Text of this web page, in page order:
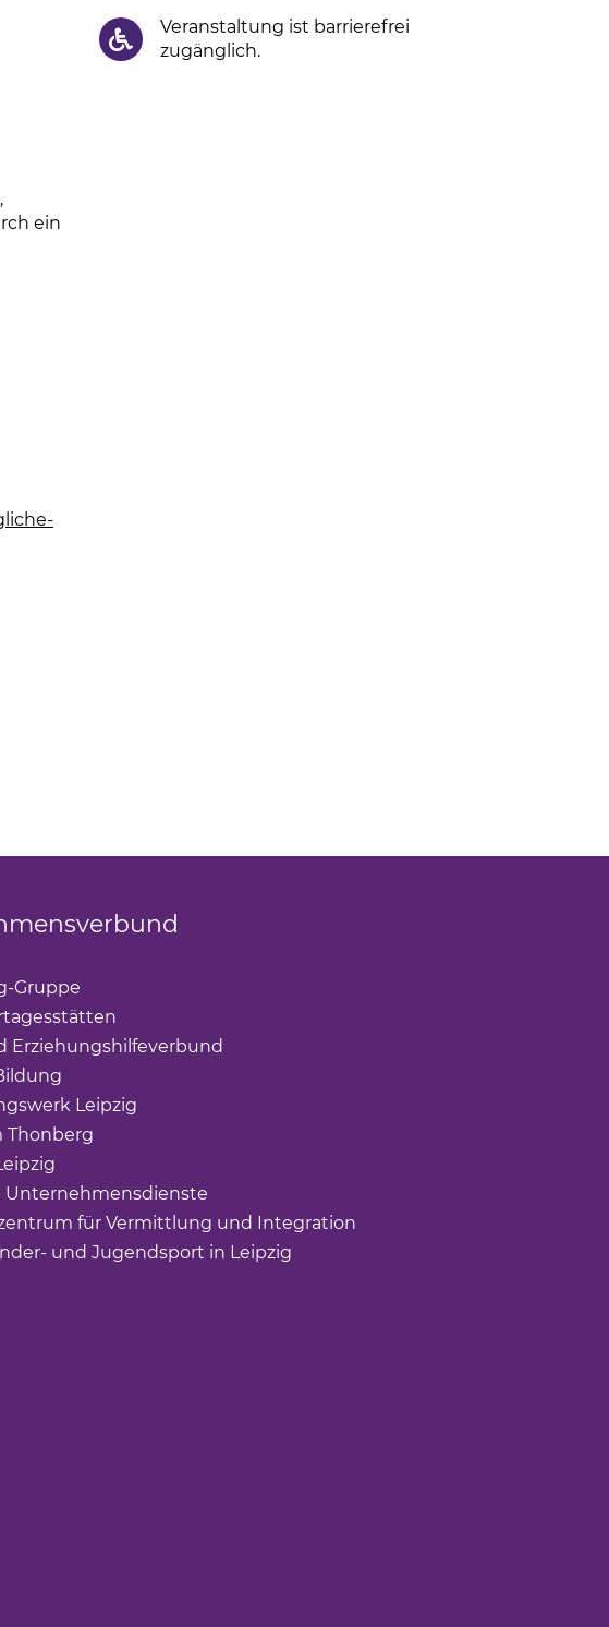
ein
Veranstaltung ist barrierefrei
zugänglich.
Gruppe
Erziehungshilfeverbund
Leipzig
Thonberg
Unternehmensdienste
für Vermittlung und Integration
und Jugendsport in Leipzig